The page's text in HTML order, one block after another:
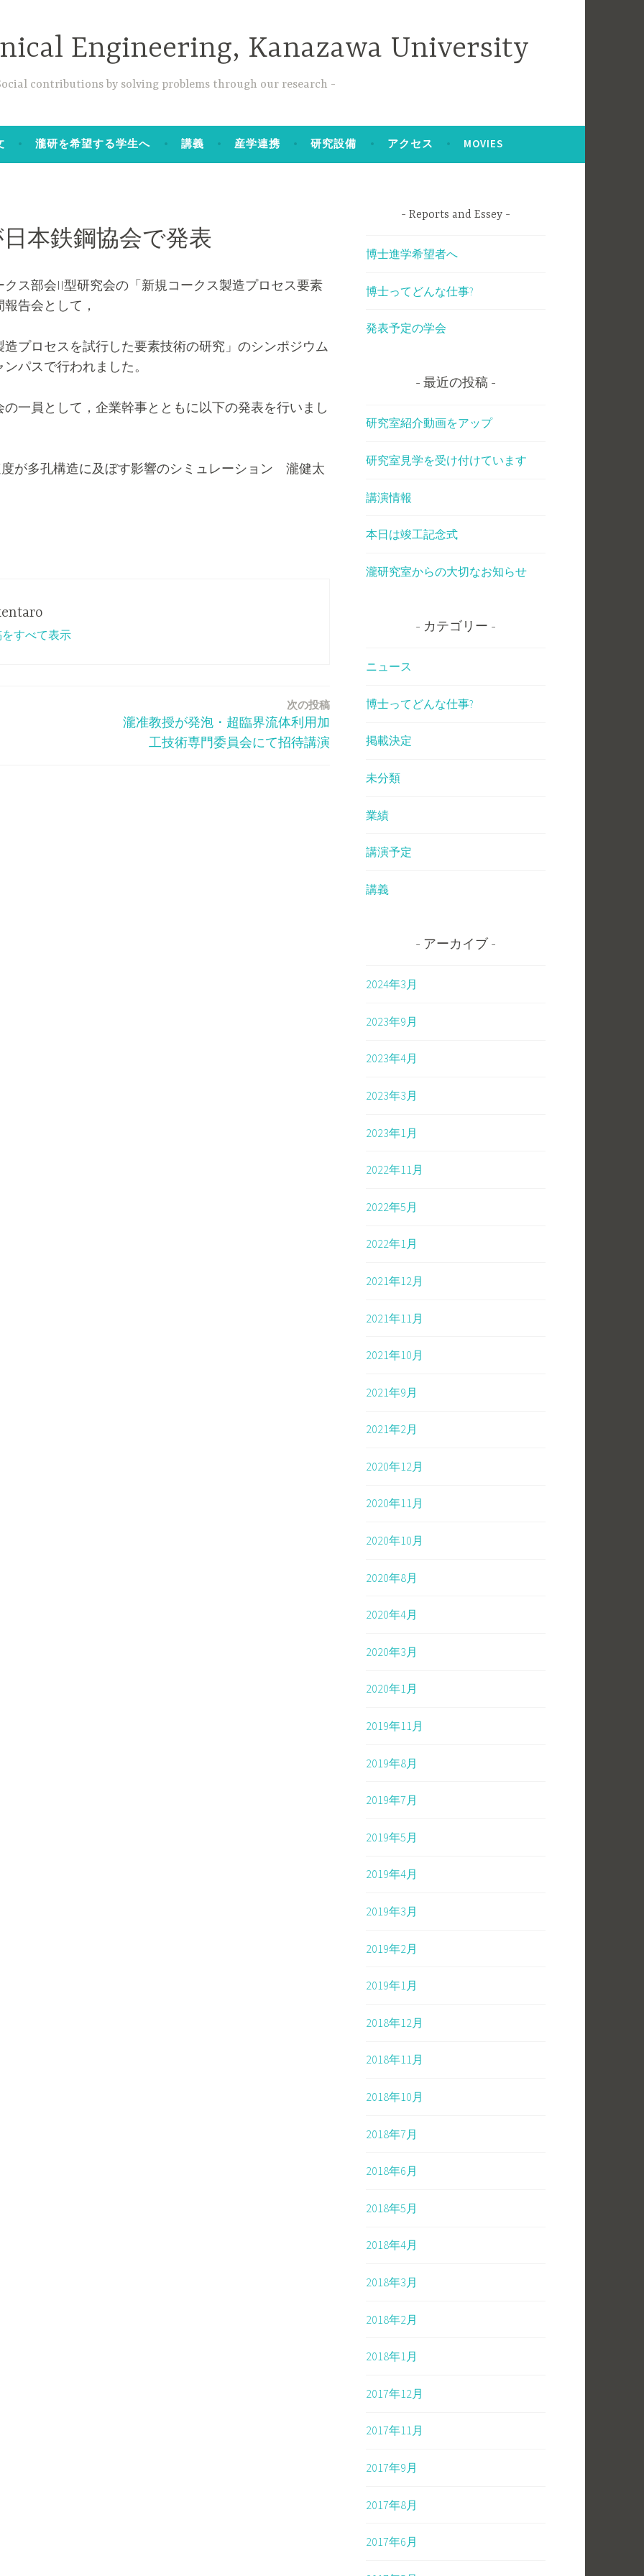
Engineering, Kanazawa University
contributions by solving problems through our research
瀧研を希望する学生へ 講義 産学連携 研究設備 アクセス MOVIES
本鉄鋼協会で発表
ス部会II型研究会の「新規コークス製造プロセス要素
告会として，
プロセスを試行した要素技術の研究」のシンポジウム
パスで行われました。
一員として，企業幹事とともに以下の発表を行いまし
が多孔構造に及ぼす影響のシミュレーション 瀧健太
をすべて表示
次の投稿
瀧准教授が発泡・超臨界流体利用加
工技術専門委員会にて招待講演
Reports and Essey
博士進学希望者へ
博士ってどんな仕事?
発表予定の学会
最近の投稿
研究室紹介動画をアップ
研究室見学を受け付けています
講演情報
本日は竣工記念式
瀧研究室からの大切なお知らせ
カテゴリー
ニュース
博士ってどんな仕事?
掲載決定
未分類
業績
講演予定
講義
アーカイブ
2024年3月
2023年9月
2023年4月
2023年3月
2023年1月
2022年11月
2022年5月
2022年1月
2021年12月
2021年11月
2021年10月
2021年9月
2021年2月
2020年12月
2020年11月
2020年10月
2020年8月
2020年4月
2020年3月
2020年1月
2019年11月
2019年8月
2019年7月
2019年5月
2019年4月
2019年3月
2019年2月
2019年1月
2018年12月
2018年11月
2018年10月
2018年7月
2018年6月
2018年5月
2018年4月
2018年3月
2018年2月
2018年1月
2017年12月
2017年11月
2017年9月
2017年8月
2017年6月